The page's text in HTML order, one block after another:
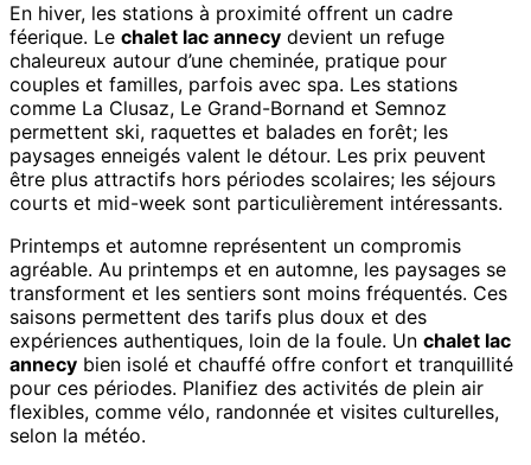
En hiver, les stations à proximité offrent un cadre
féerique. Le chalet lac annecy devient un refuge
chaleureux autour d’une cheminée, pratique pour
couples et familles, parfois avec spa. Les stations
comme La Clusaz, Le Grand-Bornand et Semnoz
permettent ski, raquettes et balades en forêt; les
paysages enneigés valent le détour. Les prix peuvent
être plus attractifs hors périodes scolaires; les séjours
courts et mid-week sont particulièrement intéressants.
Printemps et automne représentent un compromis
agréable. Au printemps et en automne, les paysages se
transforment et les sentiers sont moins fréquentés. Ces
saisons permettent des tarifs plus doux et des
expériences authentiques, loin de la foule. Un chalet lac
annecy bien isolé et chauffé offre confort et tranquillité
pour ces périodes. Planifiez des activités de plein air
flexibles, comme vélo, randonnée et visites culturelles,
selon la météo.